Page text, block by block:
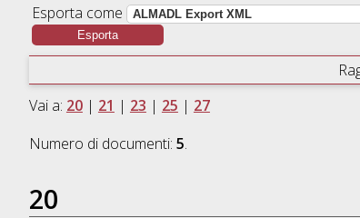
Esporta come
Vai a: 20| 21 | 23 | 25 | 27
Numero di documenti: 5.
20